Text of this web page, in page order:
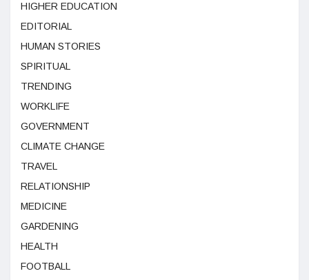
HIGHER EDUCATION
EDITORIAL
HUMAN STORIES
SPIRITUAL
TRENDING
WORKLIFE
GOVERNMENT
CLIMATE CHANGE
TRAVEL
RELATIONSHIP
MEDICINE
GARDENING
HEALTH
FOOTBALL